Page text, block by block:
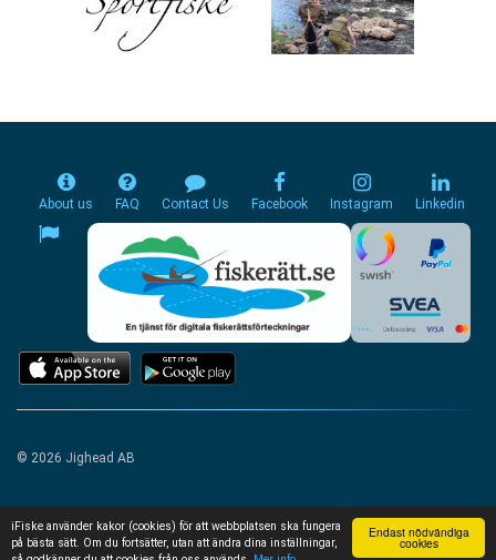
Endast nödvändiga
cookies
iFiske använder kakor (cookies) för att webbplatsen ska fungera
på bästa sätt. Om du fortsätter, utan att ändra dina inställningar,
About us FAQ Contact Us Facebook Instagram Linkedin
© 2026 Jighead AB